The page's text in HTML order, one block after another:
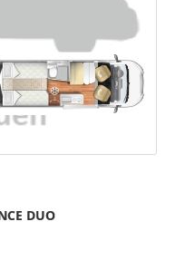
DUO